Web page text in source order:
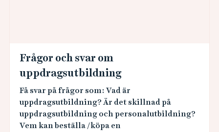
Frågor och svar om
uppdragsutbildning
Få svar på frågor som: Vad är
uppdragsutbildning? Är det skillnad på
uppdragsutbildning och personalutbildning?
Vem kan beställa /köpa en